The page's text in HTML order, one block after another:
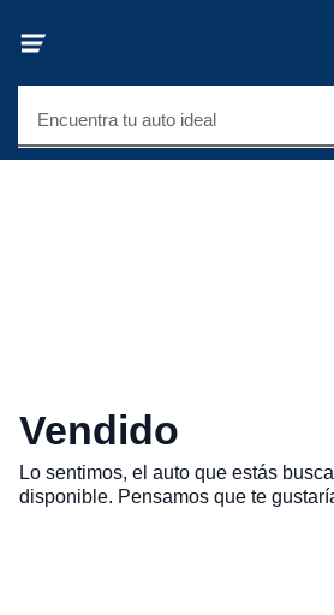
Encuentra tu auto ideal
Vendido
Lo sentimos, el auto que estás
disponible. Pensamos que te